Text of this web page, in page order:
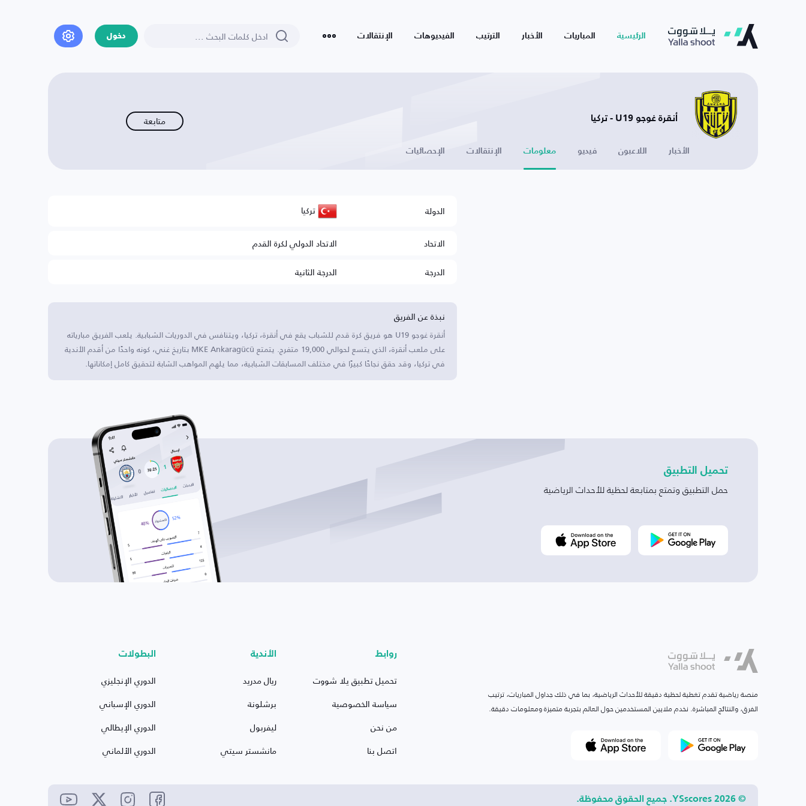
الرئيسية المباريات الأخبار الترتيب الفيديوهات الإنتقالات دخول
أنقرة غوجو U19 - تركيا متابعة
الأخبار اللاعبون فيديو معلومات الإنتقالات الإحصائيات
الدولة تركيا
الاتحاد
الاتحاد الدولي لكرة القدم
الدرجة
الدرجة الثانية
نبذة عن الفريق
أنقرة غوجو U19 هو فريق كرة قدم للشباب يقع في أنقرة، تركيا، ويتنافس في الدوريات الشبابية. يلعب الفريق مبارياته
على ملعب أنقرة، الذي يتسع لحوالي 19,000 متفرج. يتمتع MKE Ankaragücü بتاريخ غني، كونه واحدًا من أقدم الأندية
في تركيا، وقد حقق نجاحًا كبيرًا في مختلف المسابقات الشبابية، مما يلهم المواهب الشابة لتحقيق كامل إمكاناتها.
تحميل التطبيق
حمل التطبيق وتمتع بمتابعة لحظية للأحداث الرياضية
منصة رياضية تقدم تغطية لحظية دقيقة للأحداث الرياضية، بما في ذلك جداول المباريات، ترتيب
الفرق، والنتائج المباشرة. نخدم ملايين المستخدمين حول العالم بتجربة متميزة ومعلومات دقيقة.
روابط
تحميل تطبيق يلا شووت
سياسة الخصوصية
من نحن
اتصل بنا
الأندية
ريال مدريد
برشلونة
ليفربول
مانشستر سيتي
البطولات
الدوري الإنجليزي
الدوري الإسباني
الدوري الإيطالي
الدوري الألماني
© 2026 YSscores. جميع الحقوق محفوظة.